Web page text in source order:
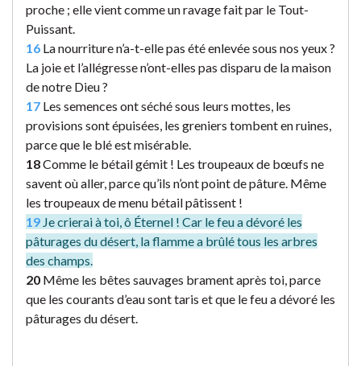
proche ; elle vient comme un ravage fait par le Tout-
Puissant.
16 La nourriture n’a-t-elle pas été enlevée sous nos yeux ?
La joie et l’allégresse n’ont-elles pas disparu de la maison
de notre Dieu ?
17 Les semences ont séché sous leurs mottes, les
provisions sont épuisées, les greniers tombent en ruines,
parce que le blé est misérable.
18Comme le bétail gémit ! Les troupeaux de bœufs ne
savent où aller, parce qu’ils n’ont point de pâture. Même
les troupeaux de menu bétail pâtissent !
19 Je crierai à toi, ô Éternel ! Car le feu a dévoré les
pâturages du désert, la flamme a brûlé tous les arbres
des champs.
20 Même les bêtes sauvages brament après toi, parce
que les courants d’eau sont taris et que le feu a dévoré les
pâturages du désert.